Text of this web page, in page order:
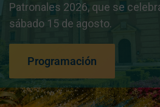
Patronales 2026, que se
sábado 15 de agosto.
Programación